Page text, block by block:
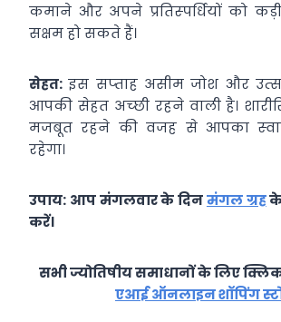
कमाने और अपने प्रतिस्‍पर्धियों को
सक्षम हो सकते हैं।
सेहत:इस सप्‍ताह असीम जोश और
आपकी सेहत अच्‍छी रहने वाली है।
मजबूत रहने की वजह से आपका
रहेगा।
उपाय: आप मंगलवार के दिनमंगल ग्रहके
करें।
सभी ज्योतिषीय समाधानों के लिए
एआई ऑनलाइन शॉपिंग